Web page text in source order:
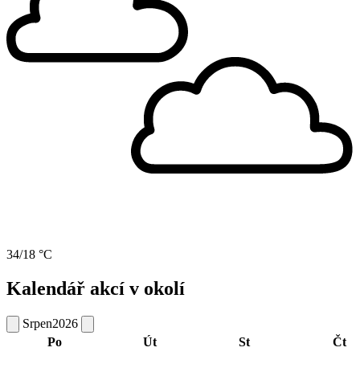
34/18 °C
Kalendář akcí v okolí
Srpen2026
Po
Út St Čt